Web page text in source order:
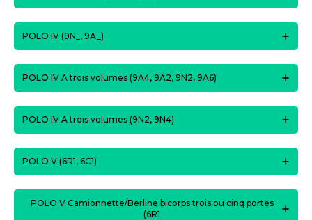
POLO IV (9N_, 9A_)
POLO IV A trois volumes (9A4, 9A2, 9N2, 9A6)
POLO IV A trois volumes (9N2, 9N4)
POLO V (6R1, 6C1)
POLO V Camionnette/Berline bicorps trois ou cinq portes
(6R1